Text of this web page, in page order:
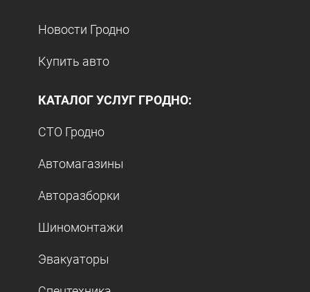
Новости Гродно
Купить авто
КАТАЛОГ УСЛУГ ГРОДНО:
СТО Гродно
Автомагазины
Авторазборки
Шиномонтажи
Эвакуаторы